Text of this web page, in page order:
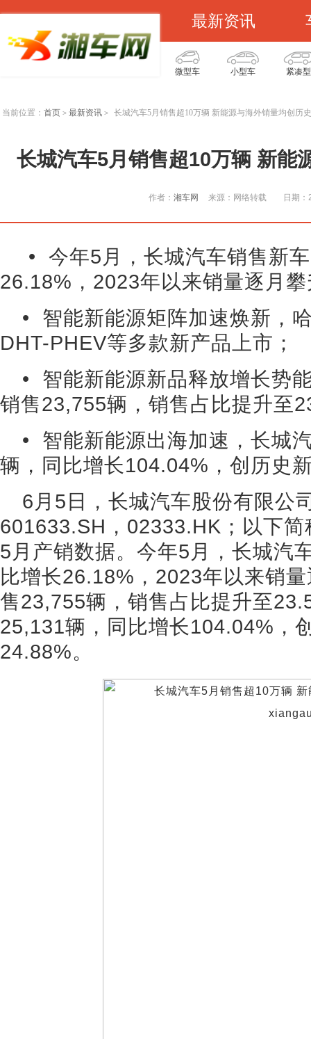
最新资讯
微型车 小型车 紧凑型
当前位置： 首页 > 最新资讯 > 长城汽车5月销售超10万辆 新能源与海外销量均创历
长城汽车5月销售超10万辆 新能
作者： 湘车网 来源：网络转载 日期
• 今年5月，长城汽车销售新
26.18%，2023年以来销量逐月
• 智能新能源矩阵加速焕新，
DHT-PHEV等多款新产品上市；
• 智能新能源新品释放增长势
销售23,755辆，销售占比提升至
• 智能新能源出海加速，长城
辆，同比增长104.04%，创历史
6月5日，长城汽车股份有限公
601633.SH，02333.HK；以下简
5月产销数据。今年5月，长城汽
比增长26.18%，2023年以来销
售23,755辆，销售占比提升至
25,131辆，同比增长104.04%，
24.88%。